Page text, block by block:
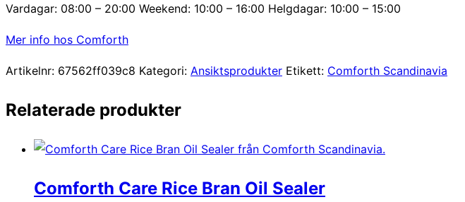
Vardagar: 08:00 – 20:00 Weekend: 10:00 – 16:00 Helgdagar: 10:00 – 15:00
Mer info hos Comforth
Artikelnr: 67562ff039c8 Kategori: Ansiktsprodukter Etikett: Comforth Scandinavia
Relaterade produkter
Comforth Care Rice Bran Oil Sealer